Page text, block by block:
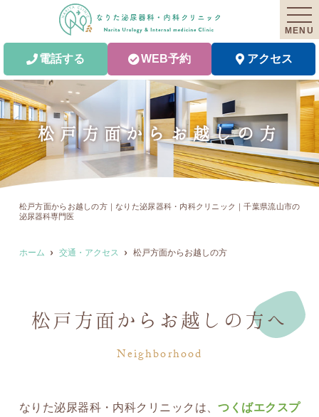
MENU
電話する WEB予約 アクセス
松戸方面からお越しの方
松戸方面からお越しの方｜なりた泌尿器科・内科クリニック｜千葉県流山市の
泌尿器科専門医
ホーム 交通・アクセス 松戸方面からお越しの方
松戸方面からお越しの方へ
Neighborhood
なりた泌尿器科・内科クリニックは、つくばエクスプ